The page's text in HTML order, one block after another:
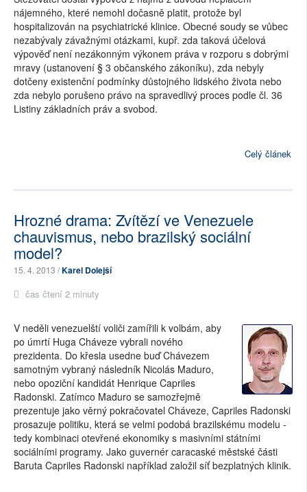
nájemného, které nemohl dočasně platit, protože byl
hospitalizován na psychiatrické klinice. Obecné soudy se vůbec
nezabývaly závažnými otázkami, kupř. zda taková účelová
výpověď není nezákonným výkonem práva v rozporu s dobrými
mravy (ustanovení § 3 občanského zákoníku), zda nebyly
dotčeny existenční podmínky důstojného lidského života nebo
zda nebylo porušeno právo na spravedlivý proces podle čl. 36
Listiny základních práv a svobod.
Celý článek
Hrozné drama: Zvítězí ve Venezuele
chauvismus, nebo brazilský sociální
model?
15. 4. 2013 /Karel Dolejší
čas čtení 2 minuty
V neděli venezuelští voliči zamířili k volbám, aby
po úmrtí Huga Cháveze vybrali nového
prezidenta. Do křesla usedne buď Chávezem
samotným vybraný následník Nicolás Maduro,
nebo opoziční kandidát Henrique Capriles
Radonski. Zatímco Maduro se samozřejmě
prezentuje jako věrný pokračovatel Cháveze, Capriles Radonski
prosazuje politiku, která se velmi podobá brazilskému modelu -
tedy kombinaci otevřené ekonomiky s masivními státními
sociálními programy. Jako guvernér caracaské městské části
Baruta Capriles Radonski například založil síť bezplatných klinik.